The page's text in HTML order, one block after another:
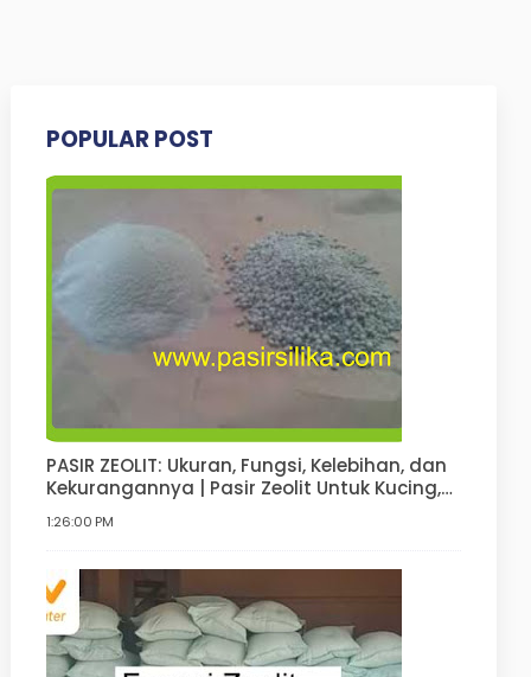
POPULAR POST
PASIR ZEOLIT: Ukuran, Fungsi, Kelebihan, dan
Kekurangannya | Pasir Zeolit Untuk Kucing,
1:26:00 PM